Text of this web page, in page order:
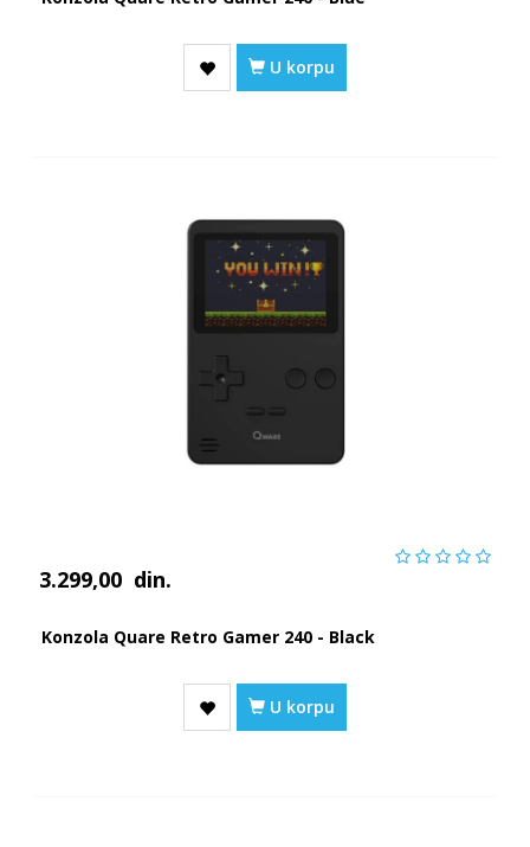
U korpu
3.299,00 din.
Konzola Quare Retro Gamer 240 - Black
U korpu